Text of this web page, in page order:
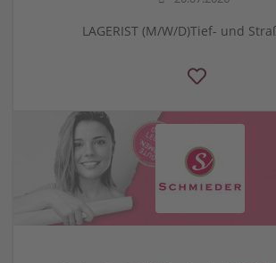
LAGERIST (M/W/D)Tief- und